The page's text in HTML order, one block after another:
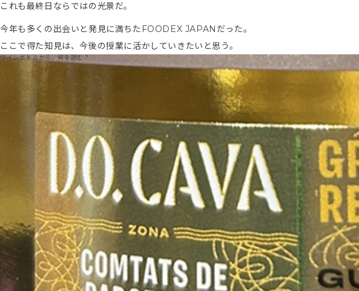
これも最終日ならではの光景だ。
今年も多くの出会いと発見に満ちたFOODEX JAPANだった。
ここで得た知見は、今後の授業に活かしていきたいと思う。
ワインボトルから、何を読む？